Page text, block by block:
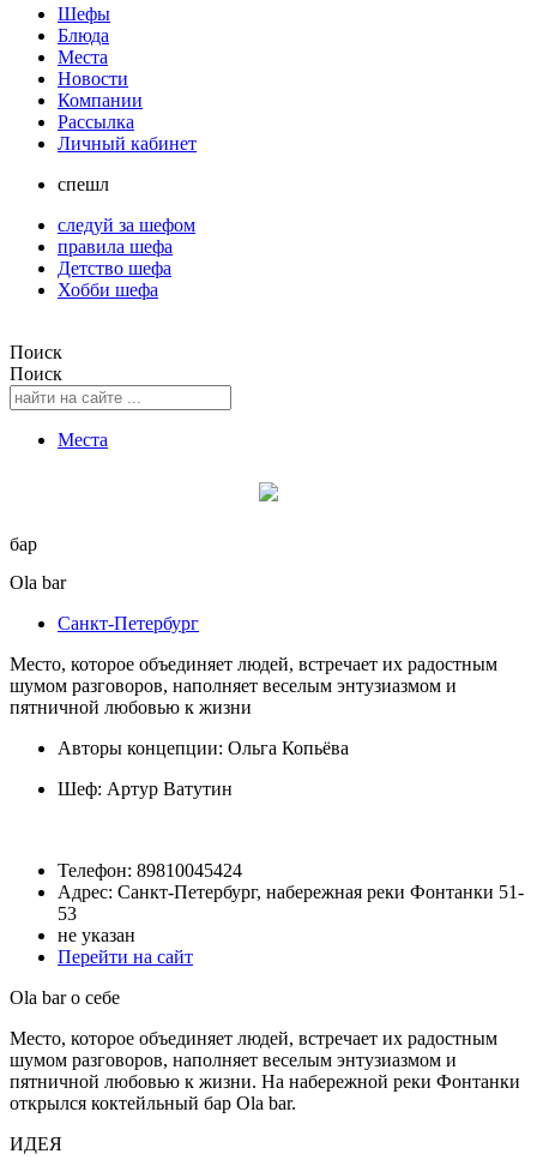
Шефы
Блюда
Места
Новости
Компании
Рассылка
Личный кабинет
спешл
следуй за шефом
правила шефа
Детство шефа
Хобби шефа
Поиск
Поиск
Места
бар
Ola bar
Санкт-Петербург
Место, которое объединяет людей, встречает их радостным
шумом разговоров, наполняет веселым энтузиазмом и
пятничной любовью к жизни
Авторы концепции: Ольга Копьёва
Шеф: Артур Ватутин
Телефон: 89810045424
Адрес: Санкт-Петербург, набережная реки Фонтанки 51-
53
не указан
Перейти на сайт
Ola bar о себе
Место, которое объединяет людей, встречает их радостным
шумом разговоров, наполняет веселым энтузиазмом и
пятничной любовью к жизни. На набережной реки Фонтанки
открылся коктейльный бар Ola bar.
ИДЕЯ